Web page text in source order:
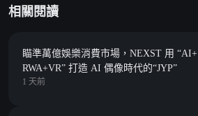
相關閱讀
瞄準萬億娛樂消費市場，NEXST 用 “AI+
RWA+VR” 打造 AI 偶像時代的“JYP”
1 天前